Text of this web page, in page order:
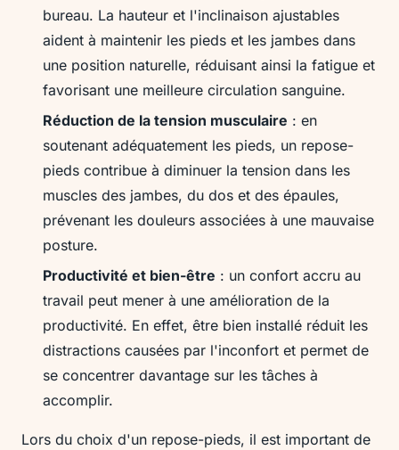
bureau. La hauteur et l'inclinaison ajustables
aident à maintenir les pieds et les jambes dans
une position naturelle, réduisant ainsi la fatigue et
favorisant une meilleure circulation sanguine.
Réduction de la tension musculaire : en
soutenant adéquatement les pieds, un repose-
pieds contribue à diminuer la tension dans les
muscles des jambes, du dos et des épaules,
prévenant les douleurs associées à une mauvaise
posture.
Productivité et bien-être : un confort accru au
travail peut mener à une amélioration de la
productivité. En effet, être bien installé réduit les
distractions causées par l'inconfort et permet de
se concentrer davantage sur les tâches à
accomplir.
Lors du choix d'un repose-pieds, il est important de